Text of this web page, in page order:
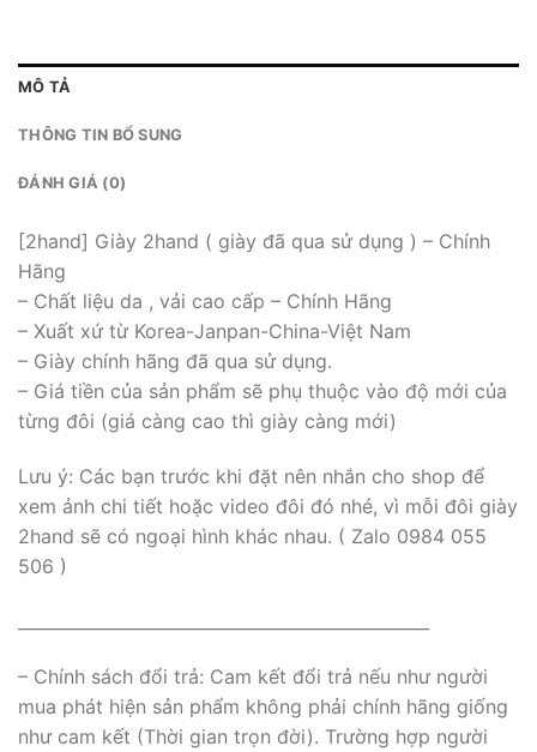
MÔ TẢ
THÔNG TIN BỔ SUNG
ĐÁNH GIÁ (0)
[2hand] Giày 2hand ( giày đã qua sử dụng ) – Chính
Hãng
– Chất liệu da , vải cao cấp – Chính Hãng
– Xuất xứ từ Korea-Janpan-China-Việt Nam
– Giày chính hãng đã qua sử dụng.
– Giá tiền của sản phẩm sẽ phụ thuộc vào độ mới của
từng đôi (giá càng cao thì giày càng mới)
Lưu ý: Các bạn trước khi đặt nên nhắn cho shop để
xem ảnh chi tiết hoặc video đôi đó nhé, vì mỗi đôi giày
2hand sẽ có ngoại hình khác nhau. ( Zalo 0984 055
506 )
– Chính sách đổi trả: Cam kết đổi trả nếu như người
mua phát hiện sản phẩm không phải chính hãng giống
như cam kết (Thời gian trọn đời). Trường hợp người